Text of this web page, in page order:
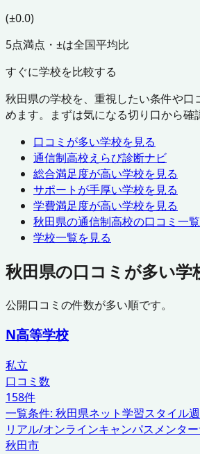
(±0.0)
5点満点・±は全国平均比
すぐに学校を比較する
秋田県の学校を、重視したい条件や口
めます。まずは気になる切り口から確
口コミが多い学校を見る
通信制高校えらび診断ナビ
総合満足度が高い学校を見る
サポートが手厚い学校を見る
学費満足度が高い学校を見る
秋田県の通信制高校の口コミ一
学校一覧を見る
秋田県の口コミが多い学
公開口コミの件数が多い順です。
N高等学校
私立
口コミ数
158件
一覧条件: 秋田県ネット学習スタイル
リアル/オンラインキャンパスメンタ
秋田市